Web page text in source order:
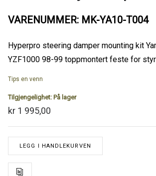
VARENUMMER: MK-YA10-T004
Hyperpro steering damper mounting kit
YZF1000 98-99 toppmontert feste for
Tips en venn
Tilgjengelighet: På lager
kr 1 995,00
LEGG I HANDLEKURVEN